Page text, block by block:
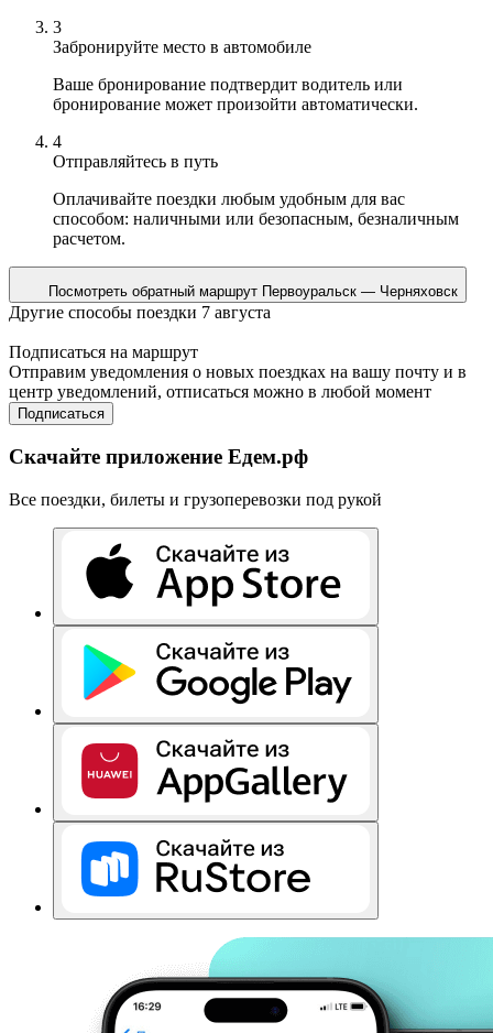
3
Забронируйте место в автомобиле
Ваше бронирование подтвердит водитель или
бронирование может произойти автоматически.
4
Отправляйтесь в путь
Оплачивайте поездки любым удобным для вас
способом: наличными или безопасным, безналичным
расчетом.
Посмотреть обратный маршрут Первоуральск — Черняховск
Другие способы поездки 7 августа
Подписаться на маршрут
Отправим уведомления о новых поездках на вашу почту и в
центр уведомлений, отписаться можно в любой момент
Подписаться
Скачайте приложение Едем.рф
Все поездки, билеты и грузоперевозки под рукой